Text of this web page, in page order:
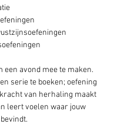
een avond mee te maken.
serie te boeken; oefening
van herhaling maakt
leert voelen waar jouw